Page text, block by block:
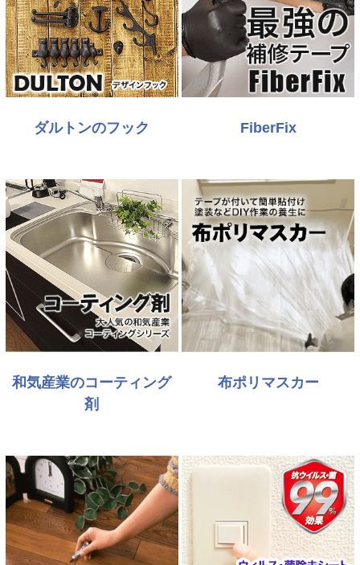
ダルトンのフック FiberFix
和気産業のコーティング
剤
布ポリマスカー